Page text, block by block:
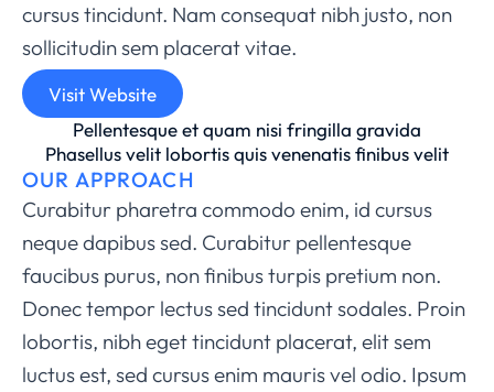
cursus tincidunt. Nam consequat nibh justo, non
sollicitudin sem placerat vitae.
Visit Website
Pellentesque et quam nisi fringilla gravida
Phasellus velit lobortis quis venenatis finibus velit
OUR APPROACH
Curabitur pharetra commodo enim, id cursus
neque dapibus sed. Curabitur pellentesque
faucibus purus, non finibus turpis pretium non.
Donec tempor lectus sed tincidunt sodales. Proin
lobortis, nibh eget tincidunt placerat, elit sem
luctus est, sed cursus enim mauris vel odio. Ipsum